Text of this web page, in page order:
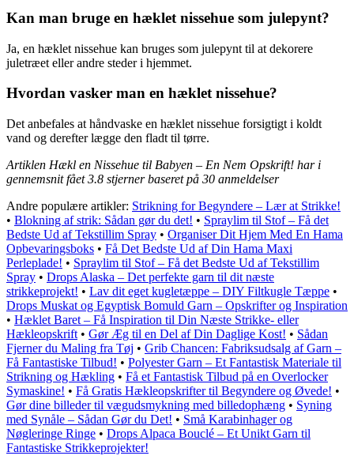
Kan man bruge en hæklet nissehue som julepynt?
Ja, en hæklet nissehue kan bruges som julepynt til at dekorere
juletræet eller andre steder i hjemmet.
Hvordan vasker man en hæklet nissehue?
Det anbefales at håndvaske en hæklet nissehue forsigtigt i koldt
vand og derefter lægge den fladt til tørre.
Artiklen Hækl en Nissehue til Babyen – En Nem Opskrift! har i
gennemsnit fået3.8 stjerner baseret på 30 anmeldelser
Andre populære artikler: Strikning for Begyndere – Lær at Strikke!
• Blokning af strik: Sådan gør du det! • Spraylim til Stof – Få det
Bedste Ud af Tekstillim Spray • Organiser Dit Hjem Med En Hama
Opbevaringsboks • Få Det Bedste Ud af Din Hama Maxi
Perleplade! • Spraylim til Stof – Få det Bedste Ud af Tekstillim
Spray • Drops Alaska – Det perfekte garn til dit næste
strikkeprojekt! • Lav dit eget kugletæppe – DIY Filtkugle Tæppe •
Drops Muskat og Egyptisk Bomuld Garn – Opskrifter og Inspiration
• Hæklet Baret – Få Inspiration til Din Næste Strikke- eller
Hækleopskrift • Gør Æg til en Del af Din Daglige Kost! • Sådan
Fjerner du Maling fra Tøj • Grib Chancen: Fabriksudsalg af Garn –
Få Fantastiske Tilbud! • Polyester Garn – Et Fantastisk Materiale til
Strikning og Hækling • Få et Fantastisk Tilbud på en Overlocker
Symaskine! • Få Gratis Hækleopskrifter til Begyndere og Øvede! •
Gør dine billeder til vægudsmykning med billedophæng • Syning
med Synåle – Sådan Gør du Det! • Små Karabinhager og
Nøgleringe Ringe • Drops Alpaca Bouclé – Et Unikt Garn til
Fantastiske Strikkeprojekter!